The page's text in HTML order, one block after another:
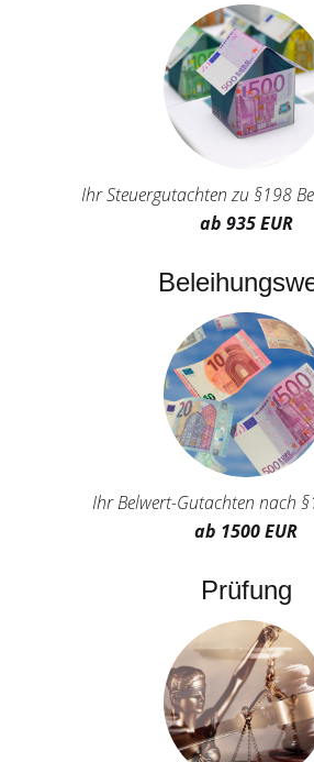
Ihr Steuergutachten zu §198
ab 935 EUR
Ihr Belwert-Gutachten nach
ab 1500 EUR
Prüfung